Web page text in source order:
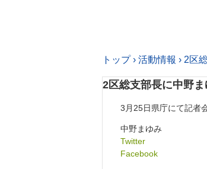
トップ › 活動情報 › 2区
2区総支部長に中野
3月25日県庁にて記者
中野まゆみ
Twitter
Facebook